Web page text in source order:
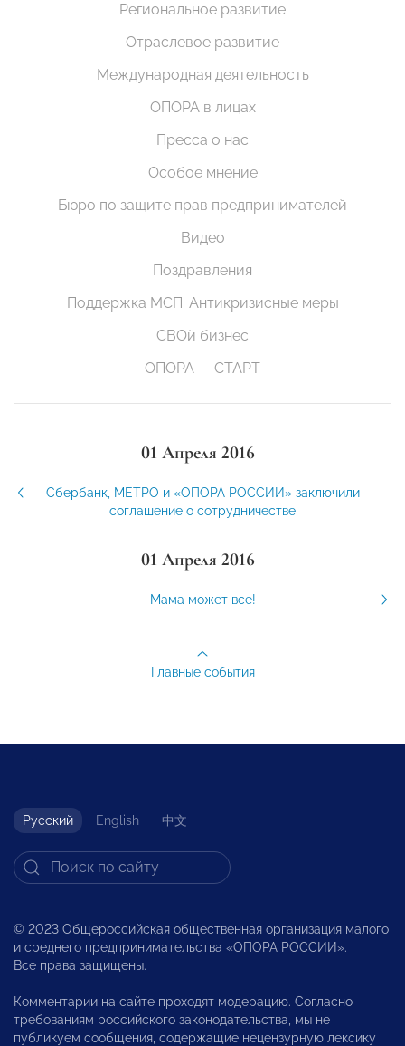
Региональное развитие
Отраслевое развитие
Международная деятельность
ОПОРА в лицах
Пресса о нас
Особое мнение
Бюро по защите прав предпринимателей
Видео
Поздравления
Поддержка МСП. Антикризисные меры
СВОй бизнес
ОПОРА — СТАРТ
01 Апреля 2016
Сбербанк, МЕТРО и «ОПОРА РОССИИ» заключили
соглашение о сотрудничестве
01 Апреля 2016
Мама может все!
Главные события
Русский English 中文
© 2023 Общероссийская общественная организация малого
и среднего предпринимательства «ОПОРА РОССИИ».
Все права защищены.
Комментарии на сайте проходят модерацию. Согласно
требованиям российского законодательства, мы не
публикуем сообщения, содержащие нецензурную лексику